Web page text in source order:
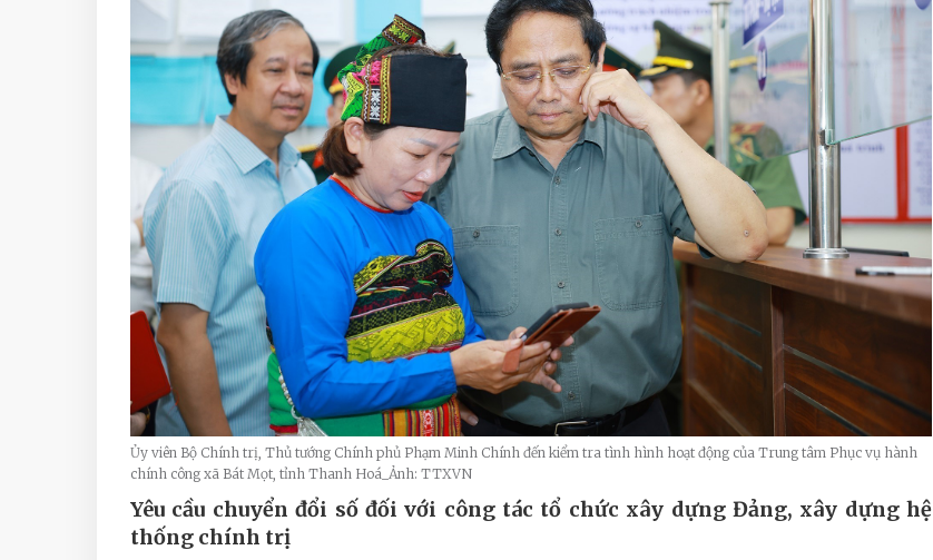
Ủy viên Bộ Chính trị, Thủ tướng Chính phủ Phạm Minh Chính đến kiểm tra tình hình hoạt động của Trung tâm Phục vụ hành
chính công xã Bát Mọt, tỉnh Thanh Hoá_Ảnh: TTXVN
Yêu cầu chuyển đổi số đối với công tác tổ chức xây dựng Đảng, xây dựng hệ
thống chính trị